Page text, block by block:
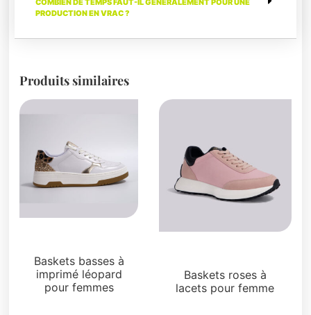
COMBIEN DE TEMPS FAUT-IL GÉNÉRALEMENT POUR UNE
PRODUCTION EN VRAC ?
Produits similaires
Baskets basses à
imprimé léopard
pour femmes
Baskets roses à
lacets pour femme